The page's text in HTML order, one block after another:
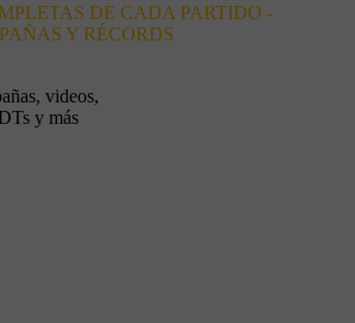
DE CADA PARTIDO -
Y RÉCORDS
videos,
y más